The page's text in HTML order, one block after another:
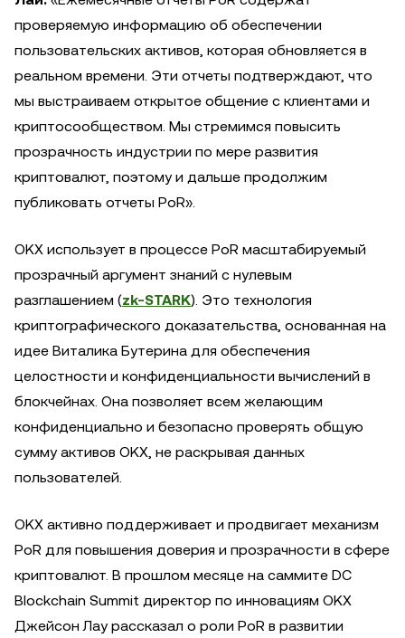
проверяемую информацию об обеспечении
пользовательских активов, которая обновляется в
реальном времени. Эти отчеты подтверждают, что
мы выстраиваем открытое общение с клиентами и
криптосообществом. Мы стремимся повысить
прозрачность индустрии по мере развития
криптовалют, поэтому и дальше продолжим
публиковать отчеты PoR».
OKX использует в процессе PoR масштабируемый
прозрачный аргумент знаний с нулевым
разглашением (zk-STARK). Это технология
криптографического доказательства, основанная на
идее Виталика Бутерина для обеспечения
целостности и конфиденциальности вычислений в
блокчейнах. Она позволяет всем желающим
конфиденциально и безопасно проверять общую
сумму активов OKX, не раскрывая данных
пользователей.
OKX активно поддерживает и продвигает механизм
PoR для повышения доверия и прозрачности в сфере
криптовалют. В прошлом месяце на саммите DC
Blockchain Summit директор по инновациям OKX
Джейсон Лау рассказал о роли PoR в развитии